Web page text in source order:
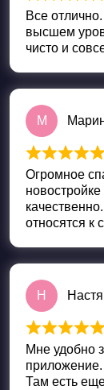
Все
высшем
чисто и
М
Огромное
относятся к
Н
Мне удобно
Там есть